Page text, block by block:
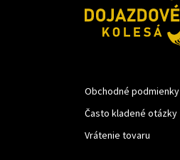
Obchodné podmienky
Často kladené otázky
Vrátenie tovaru